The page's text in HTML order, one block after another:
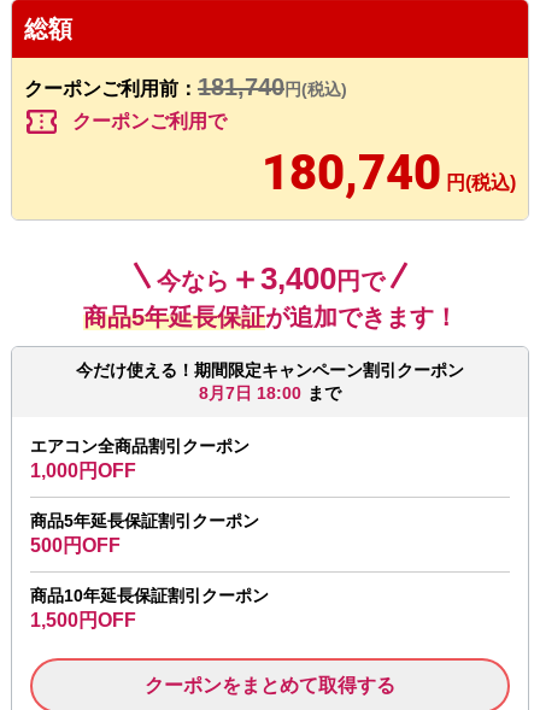
総額
クーポンご利用前： 181,740円(税込)
confirmation_number クーポンご利用で
180,740 円(税込)
今なら ＋3,400円で
商品5年延長保証が追加できます！
今だけ使える！期間限定キャンペーン割引クーポン
8月7日 18:00 まで
エアコン全商品割引クーポン
1,000円OFF
商品5年延長保証割引クーポン
500円OFF
商品10年延長保証割引クーポン
1,500円OFF
クーポンをまとめて取得する